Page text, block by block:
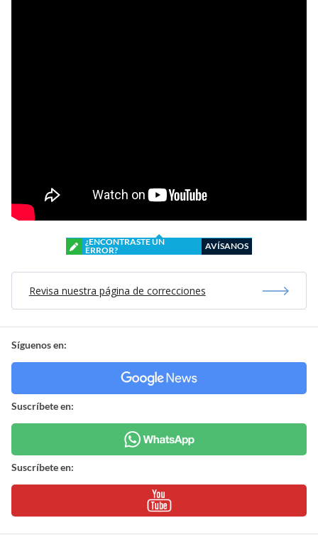
¿ENCONTRASTE UN
ERROR?
AVÍSANOS
Revisa nuestra página de correcciones
Síguenos en:
Suscríbete en:
Suscríbete en: